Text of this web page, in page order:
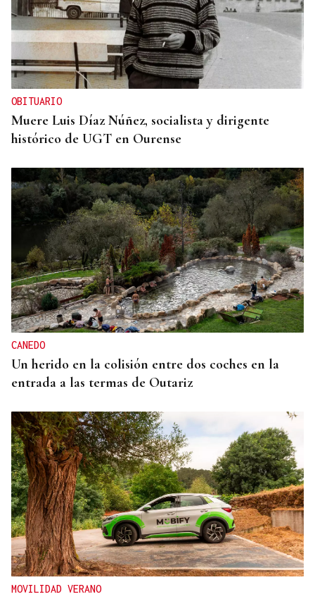
OBITUARIO
Muere Luis Díaz Núñez, socialista y dirigente
histórico de UGT en Ourense
CANEDO
Un herido en la colisión entre dos coches en la
entrada a las termas de Outariz
MOVILIDAD VERANO